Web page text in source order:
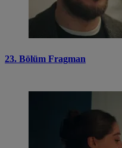
23. Bölüm Fragman